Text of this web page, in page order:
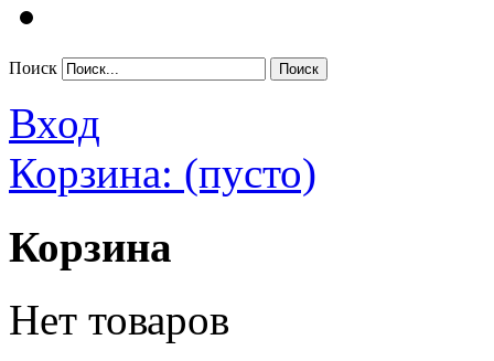
Поиск
Вход
Корзина: (пусто)
Корзина
Нет товаров